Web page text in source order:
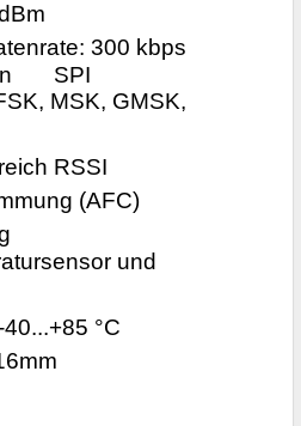
300 kbps
SPI
MSK, GMSK,
RSSI
(AFC)
und
°C